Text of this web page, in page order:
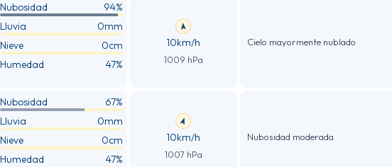
Nubosidad
94%
Lluvia
0mm
Nieve
0cm
Humedad
47%
10km/h
1009 hPa
Cielo mayormente nublado
Nubosidad
67%
Lluvia
0mm
Nieve
0cm
Humedad
47%
10km/h
1007 hPa
Nubosidad moderada